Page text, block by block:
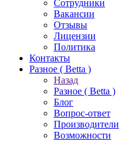
Сотрудники
Вакансии
Отзывы
Лицензии
Политика
Контакты
Разное ( Betta )
Назад
Разное ( Betta )
Блог
Вопрос-ответ
Производители
Возможности